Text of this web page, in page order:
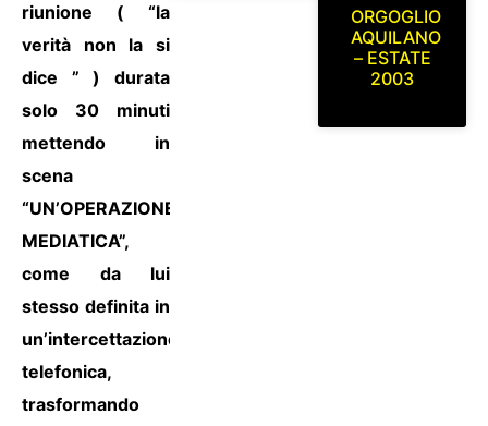
riunione ( “la
verità non la si
dice ” ) durata
solo 30 minuti
mettendo in
scena
“UN’OPERAZIONE
MEDIATICA”,
come da lui
stesso definita in
un’intercettazione
telefonica,
trasformando
ORGOGLIO
AQUILANO
– ESTATE
2003